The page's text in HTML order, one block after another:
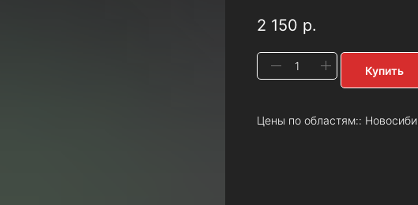
2 150 р.
Купить
Цены по областям::